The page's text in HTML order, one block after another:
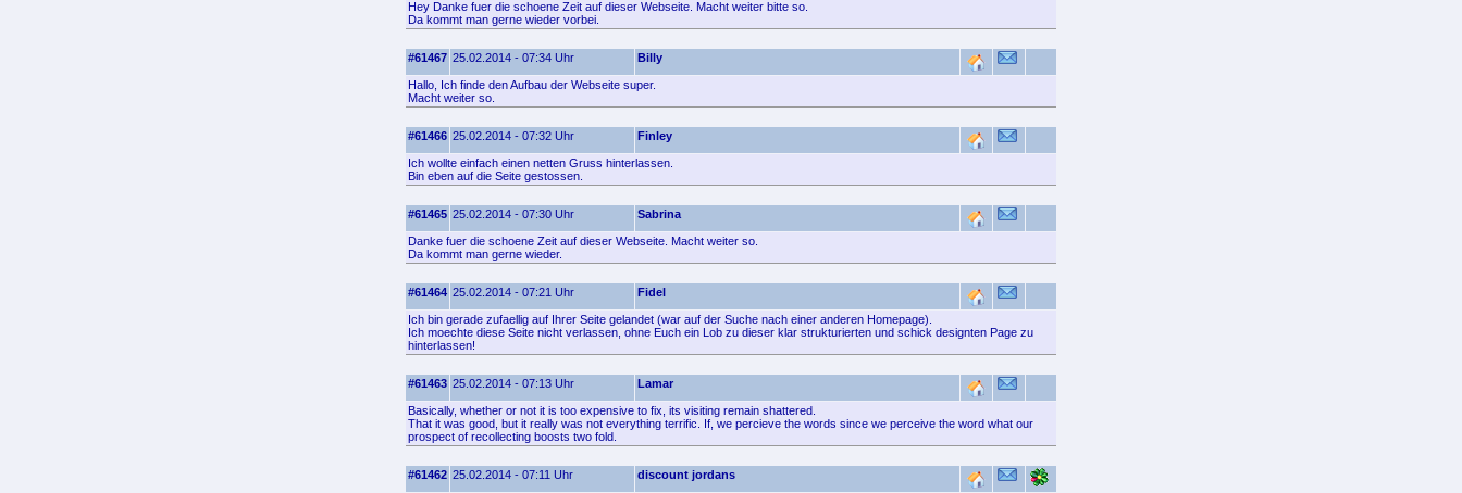
Hey Danke fuer die schoene Zeit auf dieser Webseite. Macht weiter bitte so.
Da kommt man gerne wieder vorbei.
#61467 25.02.2014 - 07:34 Uhr Billy
Hallo, Ich finde den Aufbau der Webseite super.
Macht weiter so.
#61466 25.02.2014 - 07:32 Uhr Finley
Ich wollte einfach einen netten Gruss hinterlassen.
Bin eben auf die Seite gestossen.
#61465 25.02.2014 - 07:30 Uhr Sabrina
Danke fuer die schoene Zeit auf dieser Webseite. Macht weiter so.
Da kommt man gerne wieder.
#61464 25.02.2014 - 07:21 Uhr Fidel
Ich bin gerade zufaellig auf Ihrer Seite gelandet (war auf der Suche nach einer anderen Homepage).
Ich moechte diese Seite nicht verlassen, ohne Euch ein Lob zu dieser klar strukturierten und schick designten Page zu
hinterlassen!
#61463 25.02.2014 - 07:13 Uhr Lamar
Basically, whether or not it is too expensive to fix, its visiting remain shattered.
That it was good, but it really was not everything terrific. If, we percieve the words since we perceive the word what our
prospect of recollecting boosts two fold.
#61462 25.02.2014 - 07:11 Uhr discount jordans